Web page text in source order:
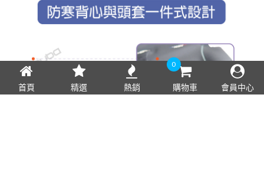
首頁 精選 熱銷
0
購物車 會員中心